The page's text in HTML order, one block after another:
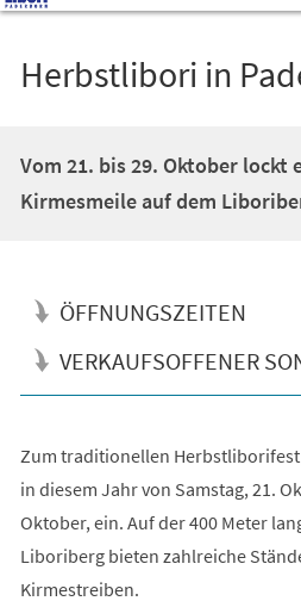
Herbstlibori in
Vom 21. bis 29. Oktober lockt
Kirmesmeile auf dem
ÖFFNUNGSZEITEN
VERKAUFSOFFENER
Zum traditionellen
in diesem Jahr von Samstag, 21.
Oktober, ein. Auf der 400 Meter
Liboriberg bieten zahlreiche
Kirmestreiben.